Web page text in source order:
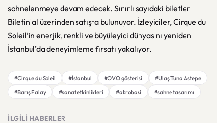
sahnelenmeye devam edecek. Sınırlı sayıdaki biletler
Biletinial üzerinden satışta bulunuyor. İzleyiciler, Cirque du
Soleil’in enerjik, renkli ve büyüleyici dünyasını yeniden
İstanbul’da deneyimleme fırsatı yakalıyor.
#Cirque du Soleil #İstanbul #OVO gösterisi
#Ulaş Tuna Astepe
#Barış Falay
#sanat etkinlikleri #akrobasi #sahne tasarımı
İLGILI HABERLER